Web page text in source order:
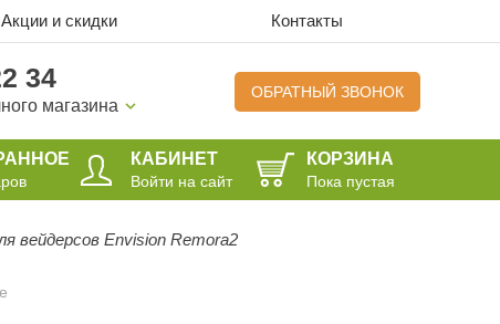
Акции и скидки Контакты
34
магазина
ОБРАТНЫЙ ЗВОНОК
КАБИНЕТ
Войти на сайт
КОРЗИНА
Пока пустая
вейдерсов Envision Remora2